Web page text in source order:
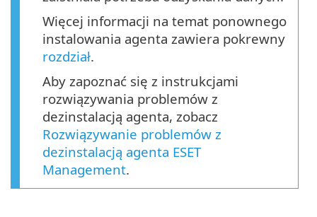
Więcej informacji na temat ponownego
instalowania agenta zawiera pokrewny
rozdział.
Aby zapoznać się z instrukcjami
rozwiązywania problemów z
dezinstalacją agenta, zobacz
Rozwiązywanie problemów z
dezinstalacją agenta ESET
Management.